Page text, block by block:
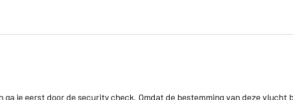
ga je eerst door de security check. Omdat de bestemming van deze vlucht